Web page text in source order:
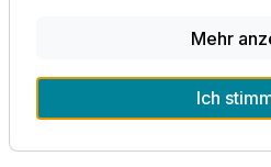
2 Erwachsene und 1 Kind
verbringen möchten -
die unmittelbare Nähe zu
Ihnen zahlreiche Möglichkeiten.
Mehr
Ich